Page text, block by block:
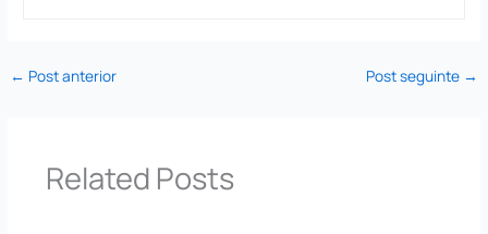
← Post anterior Post seguinte →
Related Posts